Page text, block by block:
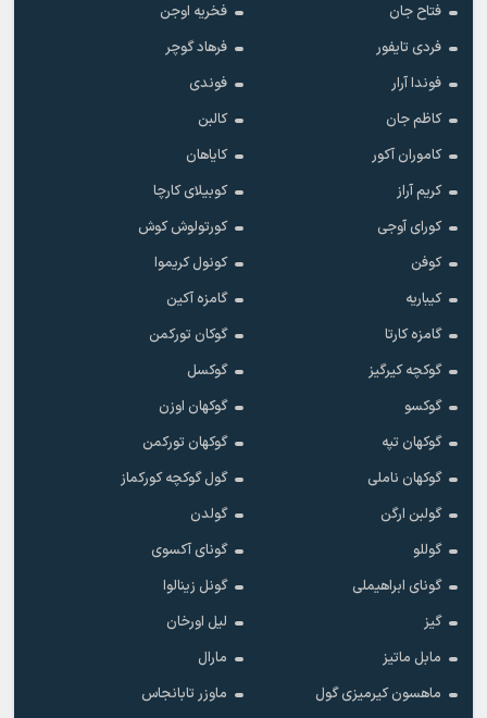
فتاح جان
فخریه اوجن
فردی تایفور
فرهاد گوچر
فوندا آرار
فوندی
کاظم جان
کالبن
کاموران آکور
کایاهان
کریم آراز
کوبیلای کارچا
کورای آوجی
کورتولوش کوش
کوفن
کونول کریموا
کیباریه
گامزه آکین
گامزه کارتا
گوکان تورکمن
گوکچه کیرگیز
گوکسل
گوکسو
گوکهان اوزن
گوکهان تپه
گوکهان تورکمن
گوکهان ناملی
گول گوکچه کورکماز
گولبن ارگن
گولدن
گوللو
گونای آکسوی
گونای ابراهیملی
گونل زینالوا
گیز
لیل اورخان
مابل ماتیز
مارال
ماهسون کیرمیزی گول
ماوزر تابانجاس